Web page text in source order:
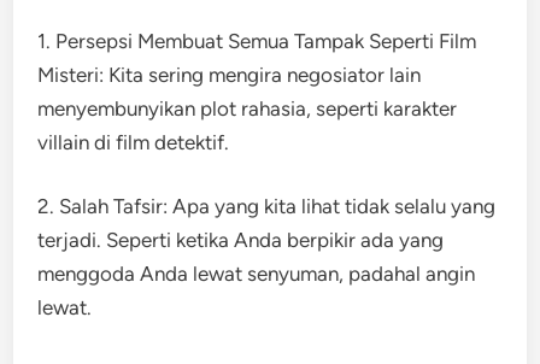
1. Persepsi Membuat Semua Tampak Seperti Film
Misteri: Kita sering mengira negosiator lain
menyembunyikan plot rahasia, seperti karakter
villain di film detektif.
2. Salah Tafsir: Apa yang kita lihat tidak selalu yang
terjadi. Seperti ketika Anda berpikir ada yang
menggoda Anda lewat senyuman, padahal angin
lewat.